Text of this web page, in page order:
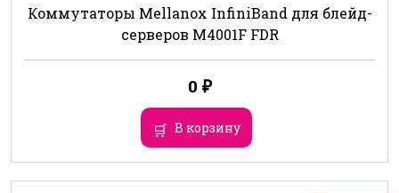
Коммутаторы Mellanox InfiniBand для блейд-
серверов M4001F FDR
0 ₽
В корзину